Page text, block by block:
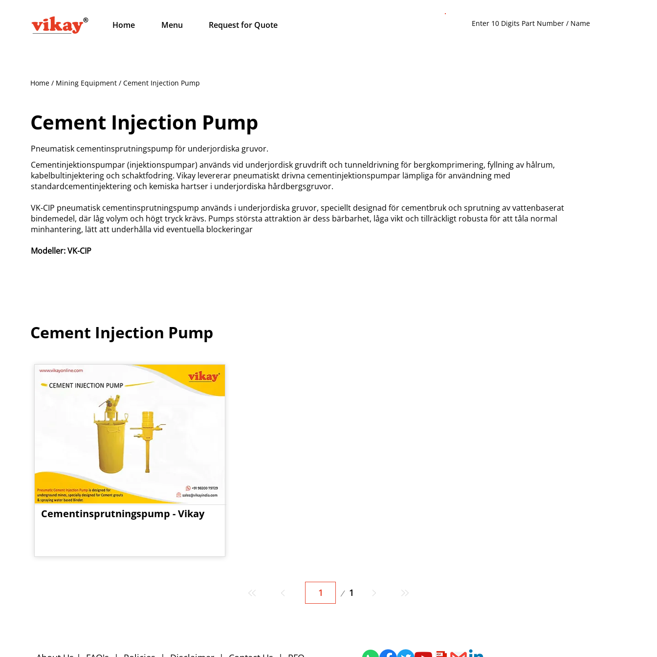
Home Menu Request for Quote
Home / Mining Equipment / Cement Injection Pump
Cement Injection Pump
Pneumatisk cementinsprutningspump för underjordiska gruvor.
Cementinjektionspumpar (injektionspumpar) används vid underjordisk gruvdrift och tunneldrivning för bergkomprimering, fyllning av hålrum,
kabelbultinjektering och schaktfodring. Vikay levererar pneumatiskt drivna cementinjektionspumpar lämpliga för användning med
standardcementinjektering och kemiska hartser i underjordiska hårdbergsgruvor.
VK-CIP pneumatisk cementinsprutningspump används i underjordiska gruvor, speciellt designad för cementbruk och sprutning av vattenbaserat
bindemedel, där låg volym och högt tryck krävs. Pumps största attraktion är dess bärbarhet, låga vikt och tillräckligt robusta för att tåla normal
minhantering, lätt att underhålla vid eventuella blockeringar
Modeller:VK-CIP
Cement Injection Pump
Cementinsprutningspump - Vikay
1